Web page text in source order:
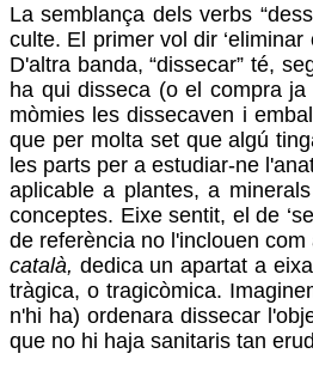
La semblança dels verbs
culte. El primer vol dir
D'altra banda, “dissecar” té,
ha qui disseca (o el compra
mòmies les dissecaven i
que per molta set que algú
les parts per a estudiar-ne
aplicable a plantes, a
conceptes. Eixe sentit, el de
de referència no l'inclouen
català, dedica un apartat a
tràgica, o tragicòmica.
n'hi ha) ordenara dissecar
que no hi haja sanitaris tan